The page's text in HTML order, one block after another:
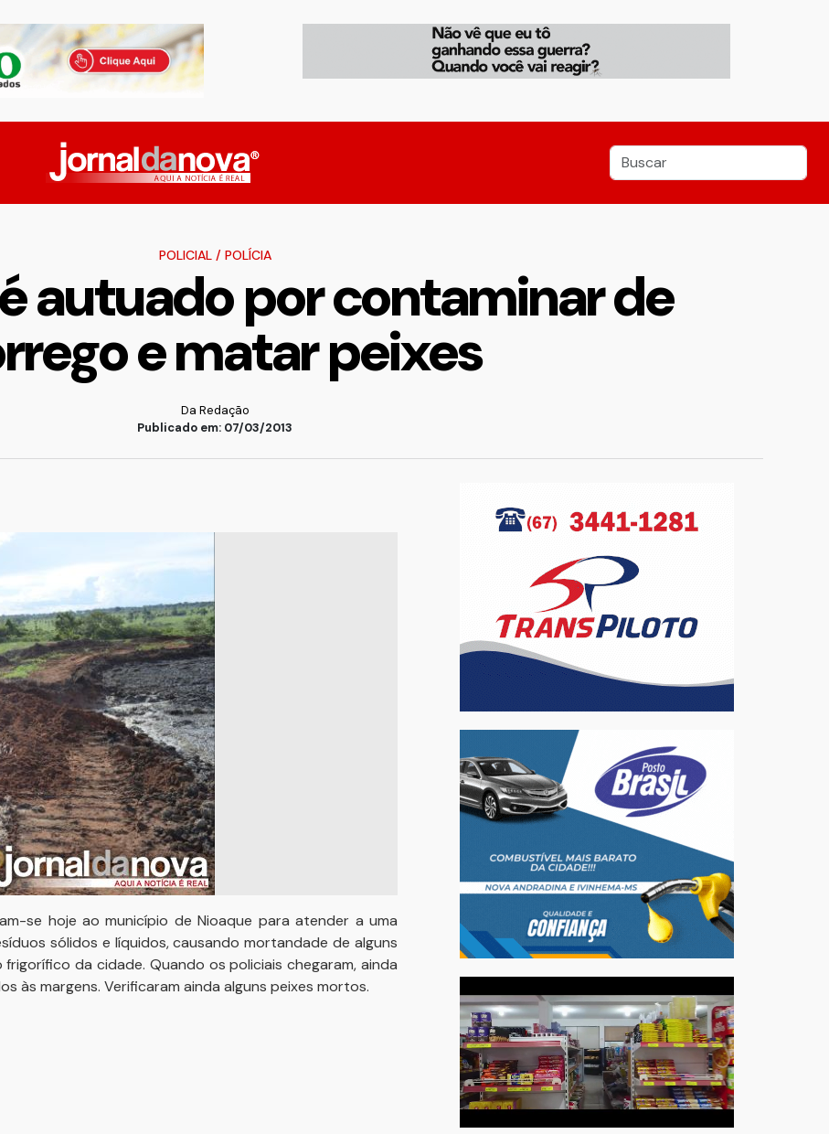
POLICIAL/ POLÍCIA
autuado por contaminar de
e matar peixes
Da Redação
Publicado em: 07/03/2013
se hoje ao município de Nioaque para atender a uma
sólidos e líquidos, causando mortandade de alguns
da cidade. Quando os policiais chegaram, ainda
às margens. Verificaram ainda alguns peixes mortos.